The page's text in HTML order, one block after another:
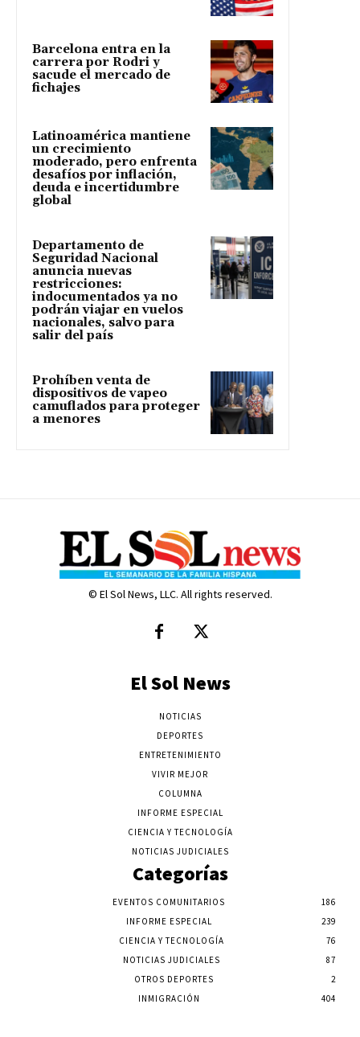
Barcelona entra en la
carrera por Rodri y
sacude el mercado de
fichajes
Latinoamérica mantiene
un crecimiento
moderado, pero enfrenta
desafíos por inflación,
deuda e incertidumbre
global
Departamento de
Seguridad Nacional
anuncia nuevas
restricciones:
indocumentados ya no
podrán viajar en vuelos
nacionales, salvo para
salir del país
Prohíben venta de
dispositivos de vapeo
camuflados para proteger
a menores
© El Sol News, LLC. All rights reserved.
El Sol News
NOTICIAS
DEPORTES
ENTRETENIMIENTO
VIVIR MEJOR
COLUMNA
INFORME ESPECIAL
CIENCIA Y TECNOLOGÍA
NOTICIAS JUDICIALES
Categorías
EVENTOS COMUNITARIOS
186
INFORME ESPECIAL
239
CIENCIA Y TECNOLOGÍA
76
NOTICIAS JUDICIALES
87
OTROS DEPORTES
2
INMIGRACIÓN
404